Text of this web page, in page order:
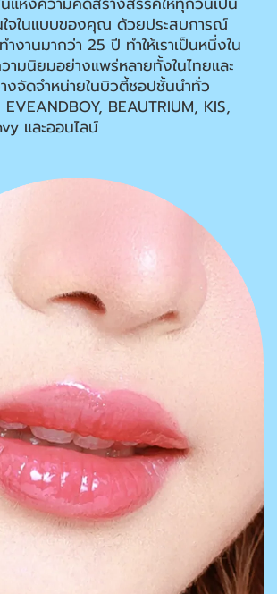
จในแบบของคุณ ด้วยประสบการณ์
ำงานมากว่า 25 ปี ทำให้เราเป็นหนึ่งใน
ามนิยมอย่างแพร่หลายทั้งในไทยและ
งจัดจำหน่ายในบิวตี้ชอปชั้นนำทั่ว
BEAUTRIUM, KIS,
และออนไลน์